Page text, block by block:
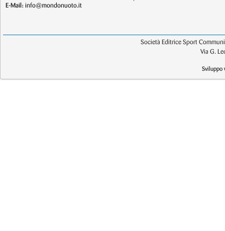
E-Mail: info@mondonuoto.it
Società Editrice Sport
Via G.
Sviluppo